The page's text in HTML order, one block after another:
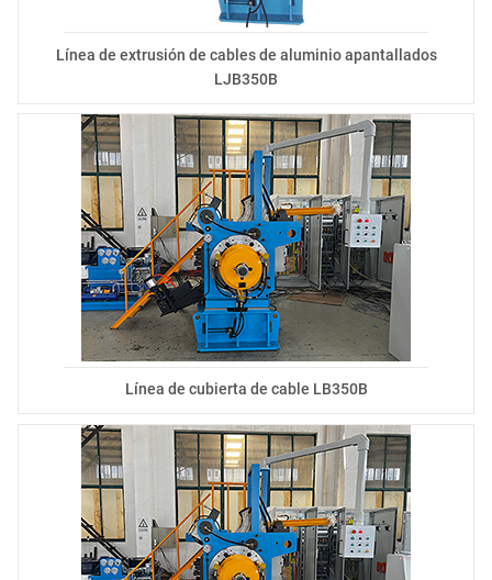
Línea de extrusión de cables de aluminio apantallados
LJB350B
Línea de cubierta de cable LB350B